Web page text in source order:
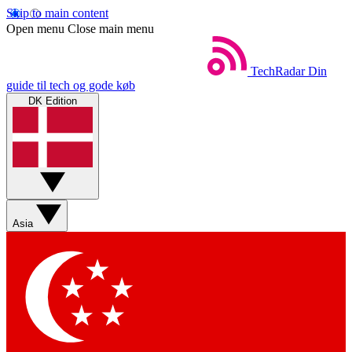
Skip to main content
Open menu Close main menu
TechRadar Din
guide til tech og gode køb
DK Edition
Asia